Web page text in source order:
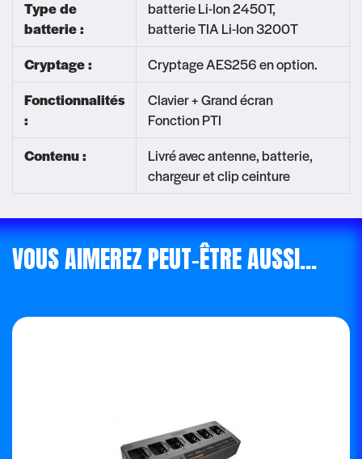
Type de
batterie :
batterie Li-Ion 2450T,
batterie TIA Li-Ion 3200T
Cryptage :
Cryptage AES256 en option.
Fonctionnalités
:
Clavier + Grand écran
Fonction PTI
Contenu :
Livré avec antenne, batterie,
chargeur et clip ceinture
VOUS AIMEREZ PEUT-ÊTRE AUSSI…